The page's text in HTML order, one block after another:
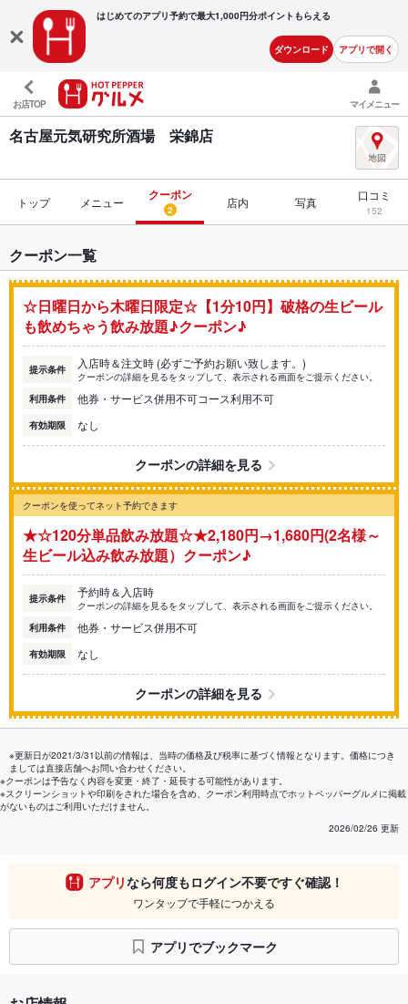
はじめてのアプリ予約で最大1,000円分ポイントもらえる
ダウンロード アプリで開く
お店TOP マイメニュー
名古屋元気研究所酒場 栄錦店
トップ メニュー クーポン
2 店内 写真 口コミ
152
クーポン一覧
☆日曜日から木曜日限定☆【1分10円】破格の生ビール
も飲めちゃう飲み放題♪クーポン♪
提示条件 入店時＆注文時 (必ずご予約お願い致します。)
クーポンの詳細を見るをタップして、表示される画面をご提示ください。
利用条件
他券・サービス併用不可コース利用不可
有効期限 なし
クーポンの詳細を見る
クーポンを使ってネット予約できます
★☆120分単品飲み放題☆★2,180円→1,680円(2名様～
生ビール込み飲み放題）クーポン♪
提示条件 予約時＆入店時
クーポンの詳細を見るをタップして、表示される画面をご提示ください。
利用条件
他券・サービス併用不可
有効期限 なし
クーポンの詳細を見る
※更新日が2021/3/31以前の情報は、当時の価格及び税率に基づく情報となります。価格につき
ましては直接店舗へお問い合わせください。
※クーポンは予告なく内容を変更・終了・延長する可能性があります。
※スクリーンショットや印刷をされた場合を含め、クーポン利用時点でホットペッパーグルメに掲載
がないものはご利用いただけません。
2026/02/26 更新
アプリなら何度もログイン不要ですぐ確認！
ワンタップで手軽につかえる
アプリでブックマーク